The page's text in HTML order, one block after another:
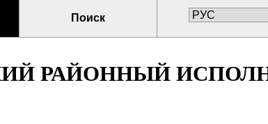
Поиск
РАЙОННЫЙ